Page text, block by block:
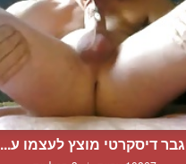
גבר דיסקרטי מוצץ לעצמו ע...